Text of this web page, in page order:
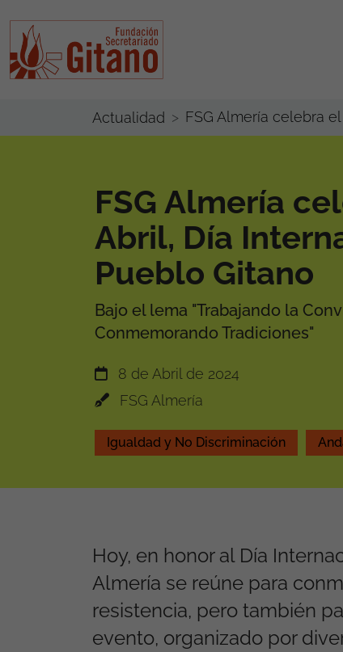
Actualidad FSG Almería celebra
FSG Almería
Abril, Día
Pueblo Gitano
Bajo el lema "Trabajando la
Conmemorando Tradiciones"
8 de Abril de 2024
FSG Almería
Igualdad y No Discriminación
Hoy, en honor al Día
Almería se reúne para
resistencia, pero también
evento, organizado por